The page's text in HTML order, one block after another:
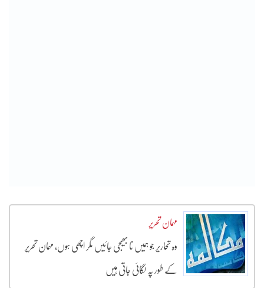
مہمان تحریر
وہ تحاریر جو ہمیں نا بھیجی جائیں مگر اچھی ہوں، مہمان تحریر
کے طور پہ لگائی جاتی ہیں